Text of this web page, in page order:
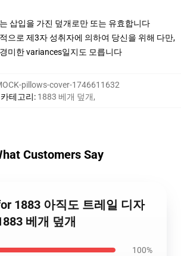
삽입을 가진 덮개로만 또는 유효합니다
으로 제3자 성취자에 의하여 당신을 위해 다만,
미한 variances일지도 모릅니다
pillows-cover-1746611632
카테고리: 1883 베개 덮개,
Customers Say
1883 아직도 트레일 디자
베개 덮개
100%